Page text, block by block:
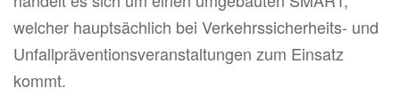
welcher hauptsächlich bei Verkehrssicherheits- und
Unfallpräventionsveranstaltungen zum Einsatz
kommt.